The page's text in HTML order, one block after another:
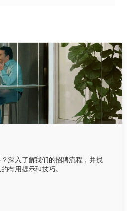
深入了解我们的招聘流程，并找
有用提示和技巧。